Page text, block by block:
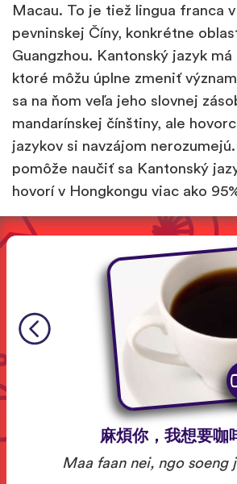
Macau. To je tiež lingua franca
pevninskej Číny, konkrétne
Guangzhou. Kantonský jazyk má
ktoré môžu úplne zmeniť
sa na ňom veľa jeho slovnej
mandarínskej čínštiny, ale
jazykov si navzájom
pomôže naučiť sa Kantonský
hovorí v Hongkongu viac ako
麻煩你，我想要咖
Maa faan nei, ngo soeng